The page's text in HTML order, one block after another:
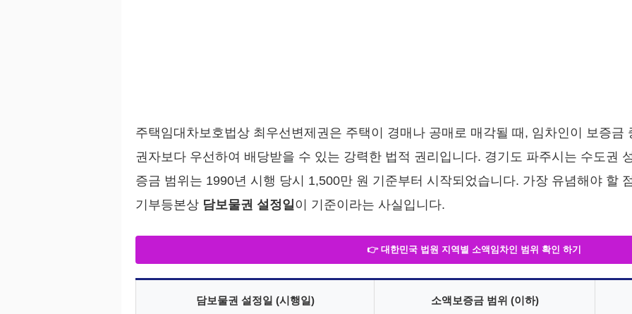
주택임대차보호법상 최우선변제권은 주택이 경매나 공매로 매각될 때, 임차인이 보증금
권자보다 우선하여 배당받을 수 있는 강력한 법적 권리입니다. 경기도 파주시는 수도권
증금 범위는 1990년 시행 당시 1,500만 원 기준부터 시작되었습니다. 가장 유념해야 할
기부등본상 담보물권 설정일이 기준이라는 사실입니다.
👉 대한민국 법원 지역별 소액임차인 범위 확인 하기
담보물권 설정일 (시행일) 소액보증금 범위 (이하)